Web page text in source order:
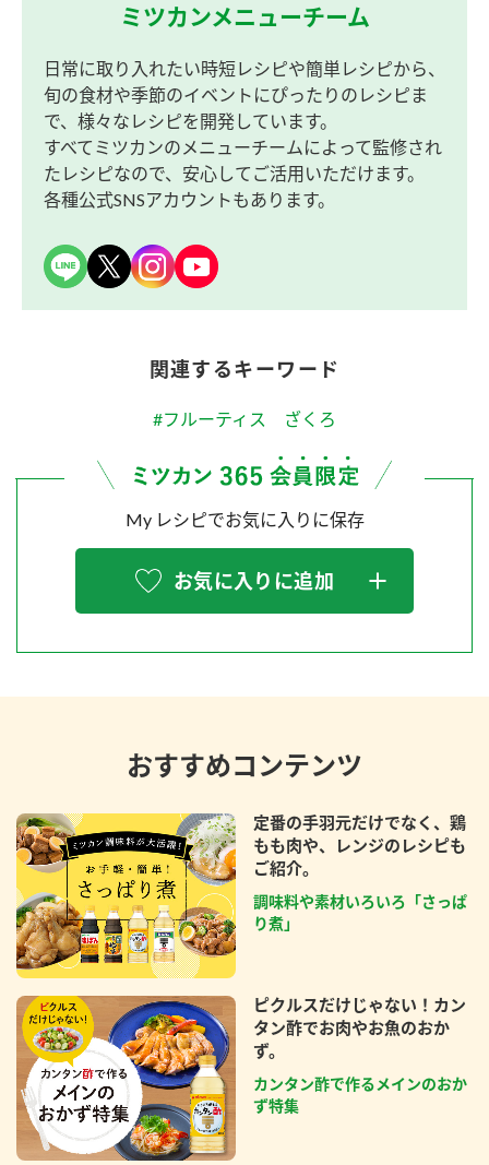
ミツカンメニューチーム
日常に取り入れたい時短レシピや簡単レシピから、
旬の食材や季節のイベントにぴったりのレシピま
で、様々なレシピを開発しています。
すべてミツカンのメニューチームによって監修され
たレシピなので、安心してご活用いただけます。
各種公式SNSアカウントもあります。
関連するキーワード
#フルーティス ざくろ
My レシピでお気に入りに保存
お気に入りに追加
おすすめコンテンツ
定番の手羽元だけでなく、鶏
もも肉や、レンジのレシピも
ご紹介。
調味料や素材いろいろ「さっぱ
り煮」
ピクルスだけじゃない！カン
タン酢でお肉やお魚のおか
ず。
カンタン酢で作るメインのおか
ず特集